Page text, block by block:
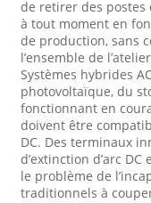
de retirer des postes
à tout moment en
de production, sans
l’ensemble de
Systèmes hybrides
photovoltaïque, du
fonctionnant en
doivent être
DC. Des terminaux
d’extinction d’arc
le problème de
traditionnels à